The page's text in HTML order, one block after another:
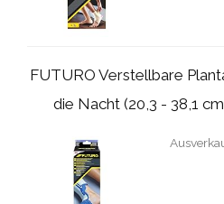
FUTURO Verstellbare
die Nacht (20,3 - 38,1